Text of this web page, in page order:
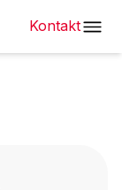
Kontakt